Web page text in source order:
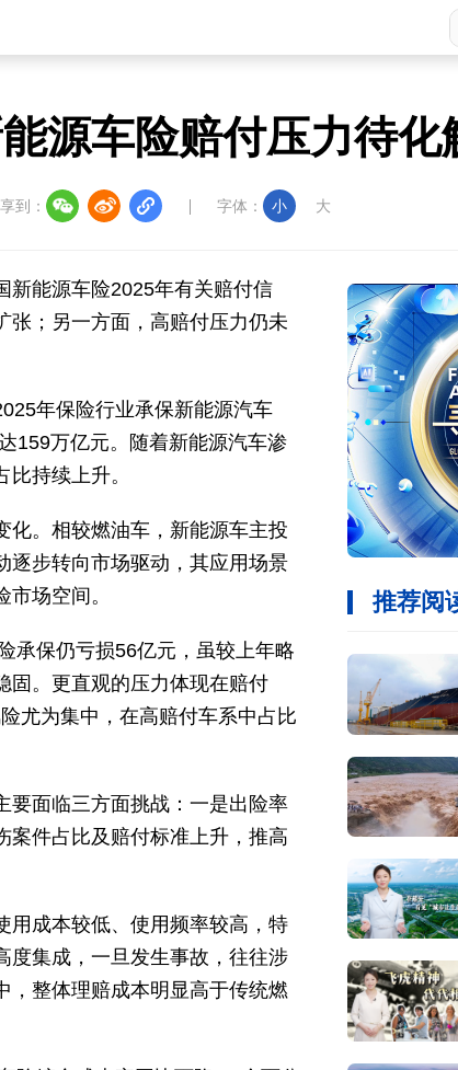
源车险赔付压力待化
到： 字体： 小 大
新能源车险2025年有关赔付信
张；另一方面，高赔付压力仍未
年保险行业承保新能源汽车
159万亿元。随着新能源汽车渗
持续上升。
化。相较燃油车，新能源车主投
逐步转向市场驱动，其应用场景
场空间。
承保仍亏损56亿元，虽较上年略
固。更直观的压力体现在赔付
尤为集中，在高赔付车系中占比
要面临三方面挑战：一是出险率
案件占比及赔付标准上升，推高
用成本较低、使用频率较高，特
度集成，一旦发生事故，往往涉
，整体理赔成本明显高于传统燃